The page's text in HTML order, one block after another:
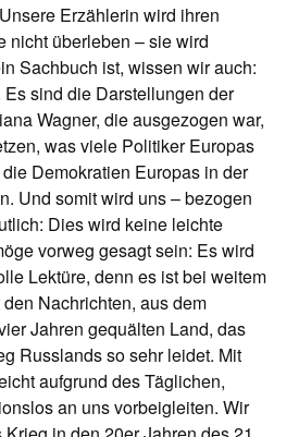
Erzählerin wird ihren
nicht überleben – sie wird
Sachbuch ist, wissen wir auch:
sind die Darstellungen der
Wagner, die ausgezogen war,
was viele Politiker Europas
Demokratien Europas in der
Und somit wird uns – bezogen
Dies wird keine leichte
vorweg gesagt sein: Es wird
Lektüre, denn es ist bei weitem
Nachrichten, aus dem
Jahren gequälten Land, das
Russlands so sehr leidet. Mit
aufgrund des Täglichen,
an uns vorbeigleiten. Wir